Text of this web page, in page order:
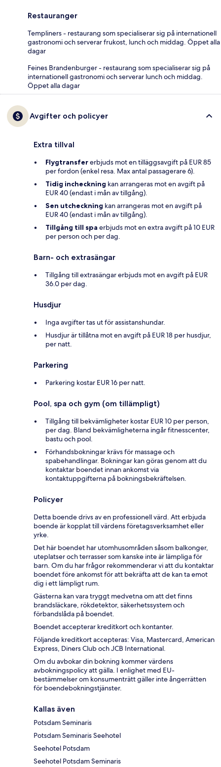
Restauranger
Templiners - restaurang som specialiserar sig på internationell
gastronomi och serverar frukost, lunch och middag. Öppet alla
dagar
Feines Brandenburger - restaurang som specialiserar sig på
internationell gastronomi och serverar lunch och middag.
Öppet alla dagar
Avgifter och policyer
Extra tillval
Flygtransfererbjuds mot en tilläggsavgift på EUR 85
per fordon (enkel resa. Max antal passagerare 6).
Tidig incheckning kan arrangeras mot en avgift på
EUR 40 (endast i mån av tillgång).
Sen utcheckning kan arrangeras mot en avgift på
EUR 40 (endast i mån av tillgång).
Tillgång till spa erbjuds mot en extra avgift på 10 EUR
per person och per dag.
Barn- och extrasängar
Tillgång till extrasängar erbjuds mot en avgift på EUR
36.0 per dag.
Husdjur
Inga avgifter tas ut för assistanshundar.
Husdjur är tillåtna mot en avgift på EUR 18 per husdjur,
per natt.
Parkering
Parkering kostar EUR 16 per natt.
Pool, spa och gym (om tillämpligt)
Tillgång till bekvämligheter kostar EUR 10 per person,
per dag. Bland bekvämligheterna ingår fitnesscenter,
bastu och pool.
Förhandsbokningar krävs för massage och
spabehandlingar. Bokningar kan göras genom att du
kontaktar boendet innan ankomst via
kontaktuppgifterna på bokningsbekräftelsen.
Policyer
Detta boende drivs av en professionell värd. Att erbjuda
boende är kopplat till värdens företagsverksamhet eller
yrke.
Det här boendet har utomhusområden såsom balkonger,
uteplatser och terrasser som kanske inte är lämpliga för
barn. Om du har frågor rekommenderar vi att du kontaktar
boendet före ankomst för att bekräfta att de kan ta emot
dig i ett lämpligt rum.
Gästerna kan vara tryggt medvetna om att det finns
brandsläckare, rökdetektor, säkerhetssystem och
förbandslåda på boendet.
Boendet accepterar kreditkort och kontanter.
Följande kreditkort accepteras: Visa, Mastercard, American
Express, Diners Club och JCB International.
Om du avbokar din bokning kommer värdens
avbokningspolicy att gälla. I enlighet med EU-
bestämmelser om konsumenträtt gäller inte ångerrätten
för boendebokningstjänster.
Kallas även
Potsdam Seminaris
Potsdam Seminaris Seehotel
Seehotel Potsdam
Seehotel Potsdam Seminaris